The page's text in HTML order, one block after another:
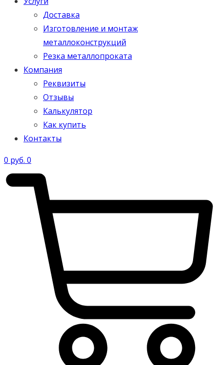
Доставка
Изготовление и монтаж
металлоконструкций
Резка металлопроката
Компания
Реквизиты
Отзывы
Калькулятор
Как купить
Контакты
0 руб. 0